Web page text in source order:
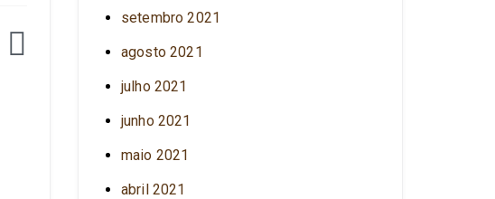
setembro 2021
agosto 2021
julho 2021
junho 2021
maio 2021
abril 2021